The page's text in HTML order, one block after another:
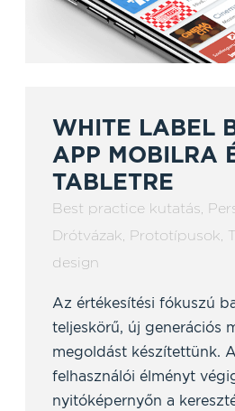
WHITE LABEL
APP MOBILRA
TABLETRE
Best practice kutatás,
Drótvázak, Prototípusok,
design
Az értékesítési fókuszú
teljeskörű, új generációs
megoldást készítettünk.
felhasználói élményt
nyitóképernyőn a